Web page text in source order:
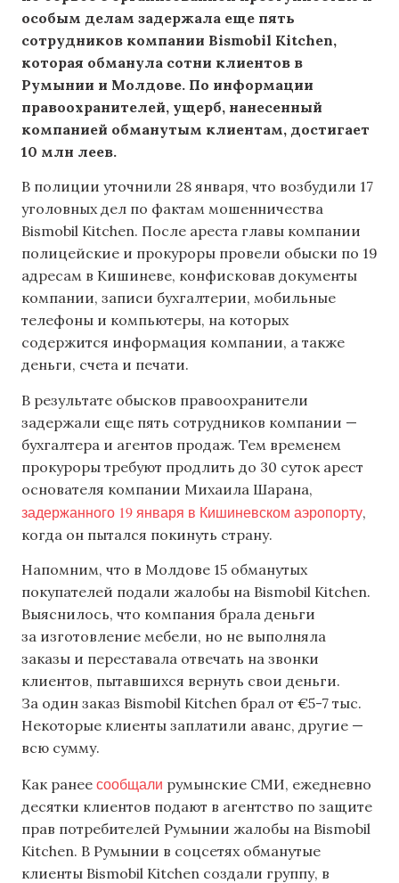
особым делам задержала еще пять
сотрудников компании Bismobil Kitchen,
которая обманула сотни клиентов в
Румынии и Молдове. По информации
правоохранителей, ущерб, нанесенный
компанией обманутым клиентам, достигает
10 млн леев.
В полиции уточнили 28 января, что возбудили 17
уголовных дел по фактам мошенничества
Bismobil Kitchen. После ареста главы компании
полицейские и прокуроры провели обыски по 19
адресам в Кишиневе, конфисковав документы
компании, записи бухгалтерии, мобильные
телефоны и компьютеры, на которых
содержится информация компании, а также
деньги, счета и печати.
В результате обысков правоохранители
задержали еще пять сотрудников компании —
бухгалтера и агентов продаж. Тем временем
прокуроры требуют продлить до 30 суток арест
основателя компании Михаила Шарана,
задержанного 19 января в Кишиневском аэропорту,
когда он пытался покинуть страну.
Напомним, что в Молдове 15 обманутых
покупателей подали жалобы на Bismobil Kitchen.
Выяснилось, что компания брала деньги
за изготовление мебели, но не выполняла
заказы и переставала отвечать на звонки
клиентов, пытавшихся вернуть свои деньги.
За один заказ Bismobil Kitchen брал от €5-7 тыс.
Некоторые клиенты заплатили аванс, другие —
всю сумму.
Как ранее сообщали румынские СМИ, ежедневно
десятки клиентов подают в агентство по защите
прав потребителей Румынии жалобы на Bismobil
Kitchen. В Румынии в соцсетях обманутые
клиенты Bismobil Kitchen создали группу, в